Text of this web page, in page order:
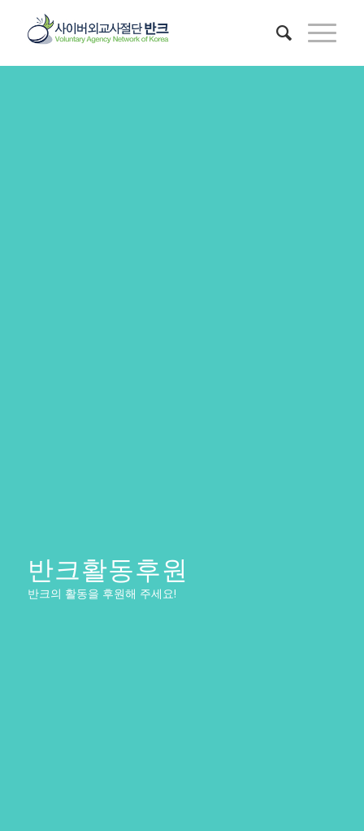
반크활동후원
반크의 활동을 후원해 주세요!